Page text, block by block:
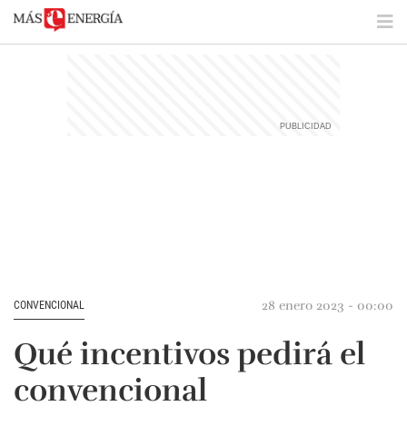
CONVENCIONAL 28 enero 2023 - 00:00
Qué incentivos pedirá el
convencional